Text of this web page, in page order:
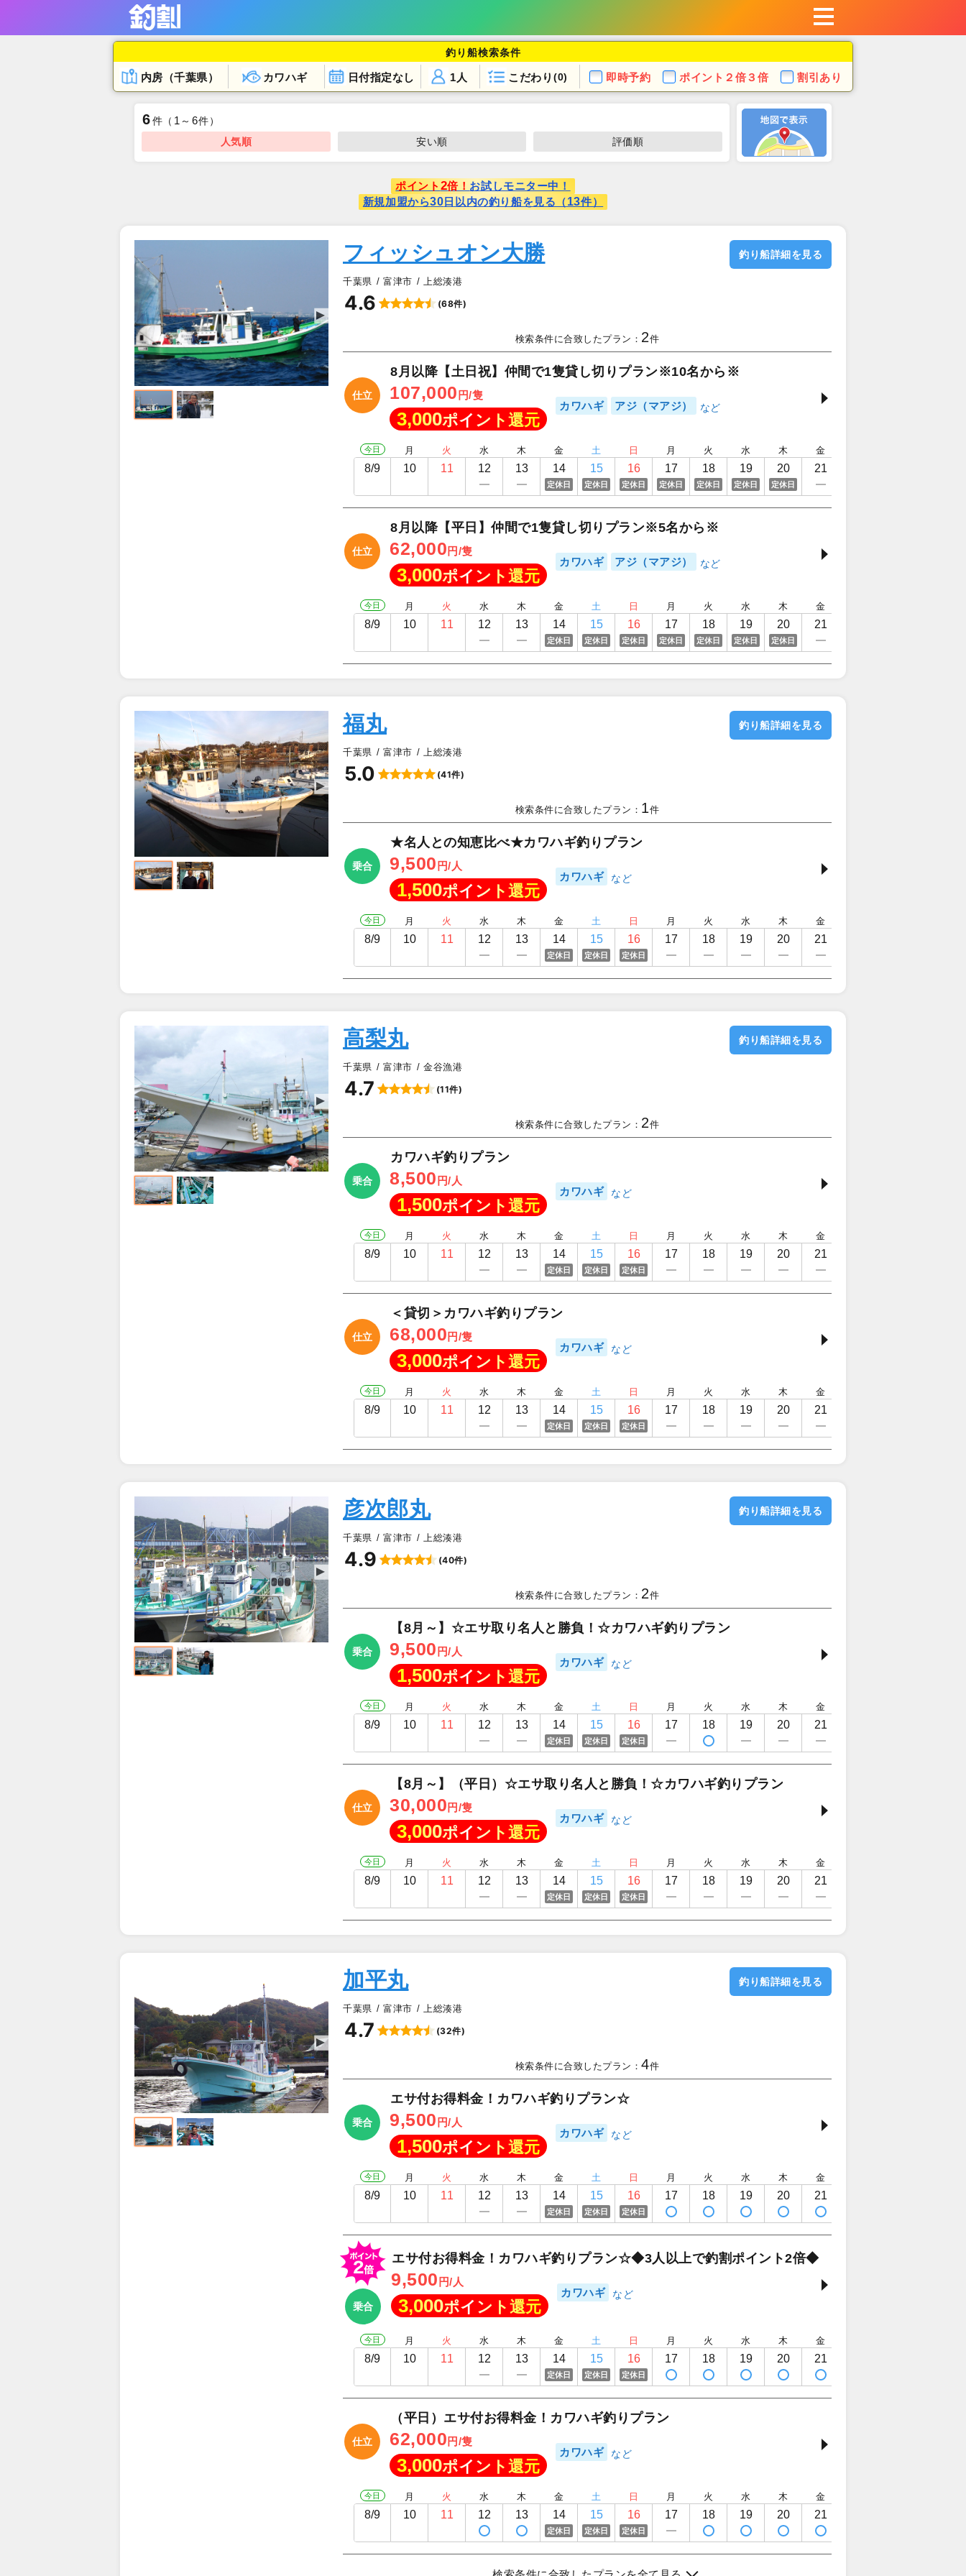
釣り船検索条件
内房（千葉県） カワハギ 日付指定なし こだわり (0)
1人 即時予約 ポイント ２倍３倍 割引あり
6件 （ 1 ～ 6件）
人気順
安い順 評価順
ポイント 2倍！ お試しモニター中！
新規加盟から30 日以内の釣り船を見る（13件）
▲
フィッシュオン大勝
千葉県 富津市 上総湊港
4.6 (68件)
釣り船詳細を見る
検索条件に合致したプラン： 2件
仕立
8月以降【土日祝】仲間で1隻貸し切りプラン※10名から※
107,000 円/隻
3,000ポイント還元
カワハギ アジ（マアジ）
今日
8/9
月
10
火
11
水
12
木
13
金
14
定休日
土
15
定休日
日
16
定休日
月
17
定休日
火
18
定休日
水
19
定休日
木
20
定休日
金
21
仕立
8月以降【平日】仲間で1隻貸し切りプラン※5名から※
62,000 円/隻
3,000ポイント還元
カワハギ アジ（マアジ）
今日
8/9
月
10
火
11
水
12
木
13
金
14
定休日
土
15
定休日
日
16
定休日
月
17
定休日
火
18
定休日
水
19
定休日
木
20
定休日
金
21
▲
福丸
千葉県 富津市 上総湊港
5.0 (41件)
釣り船詳細を見る
検索条件に合致したプラン： 1件
乗合
★名人との知恵比べ★カワハギ釣りプラン
9,500 円/人
1,500ポイント還元
カワハギ
今日
8/9
月
10
火
11
水
12
木
13
金
14
定休日
土
15
定休日
日
16
定休日
月
17
火
18
水
19
木
20
金
21
▲
高梨丸
千葉県 富津市 金谷漁港
4.7 (11件)
釣り船詳細を見る
検索条件に合致したプラン： 2件
乗合
カワハギ釣りプラン
8,500 円/人
1,500ポイント還元
カワハギ
今日
8/9
月
10
火
11
水
12
木
13
金
14
定休日
土
15
定休日
日
16
定休日
月
17
火
18
水
19
木
20
金
21
仕立
＜貸切＞カワハギ釣りプラン
68,000 円/隻
3,000ポイント還元
カワハギ
今日
8/9
月
10
火
11
水
12
木
13
金
14
定休日
土
15
定休日
日
16
定休日
月
17
火
18
水
19
木
20
金
21
▲
彦次郎丸
千葉県 富津市 上総湊港
4.9 (40件)
釣り船詳細を見る
検索条件に合致したプラン： 2件
乗合
【8月～】☆エサ取り名人と勝負！☆カワハギ釣りプラン
9,500 円/人
1,500ポイント還元
カワハギ
今日
8/9
月
10
火
11
水
12
木
13
金
14
定休日
土
15
定休日
日
16
定休日
月
17
火
18
水
19
木
20
金
21
仕立
【8月～】（平日）☆エサ取り名人と勝負！☆カワハギ釣りプラン
30,000 円/隻
3,000ポイント還元
カワハギ
今日
8/9
月
10
火
11
水
12
木
13
金
14
定休日
土
15
定休日
日
16
定休日
月
17
火
18
水
19
木
20
金
21
▲
加平丸
千葉県 富津市 上総湊港
4.7 (32件)
釣り船詳細を見る
検索条件に合致したプラン：4件
乗合
エサ付お得料金！カワハギ釣りプラン☆
9,500 円/人
1,500ポイント還元
カワハギ
今日
8/9
月
10
火
11
水
12
木
13
金
14
定休日
土
15
定休日
日
16
定休日
月
17
火
18
水
19
木
20
金
21
乗合
エサ付お得料金！カワハギ釣りプラン☆◆3人以上で釣割ポイント2倍◆
9,500 円/人
3,000ポイント還元
カワハギ
今日
8/9
月
10
火
11
水
12
木
13
金
14
定休日
土
15
定休日
日
16
定休日
月
17
火
18
水
19
木
20
金
21
仕立
（平日）エサ付お得料金！カワハギ釣りプラン
62,000 円/隻
3,000ポイント還元
カワハギ
今日
8/9
月
10
火
11
水
12
木
13
金
14
定休日
土
15
定休日
日
16
定休日
月
17
火
18
水
19
木
20
金
21